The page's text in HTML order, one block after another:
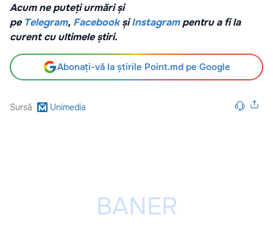
Acum ne puteți urmări și
pe Telegram, Facebook șiInstagrampentru a fi la
curent cu ultimele știri.
Abonați-vă la știrile Point.md pe Google
Sursă Unimedia